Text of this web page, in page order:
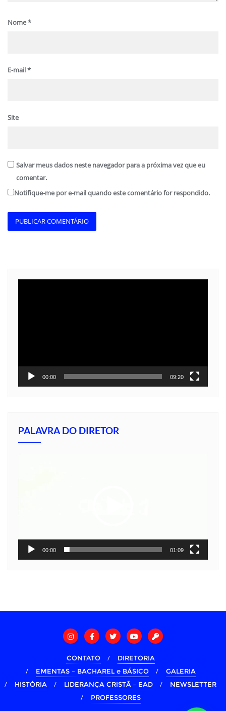
Nome*
E-mail*
Site
Salvar meus dados neste navegador para a próxima vez que eu
comentar.
Notifique-me por e-mail quando este comentário for respondido.
00:00 09:20
PALAVRA DO DIRETOR
00:00 01:09
CONTATO
DIRETORIA
EMENTAS – BACHAREL e BÁSICO
GALERIA
HISTÓRIA
LIDERANÇA CRISTÃ – EAD
NEWSLETTER
PROFESSORES